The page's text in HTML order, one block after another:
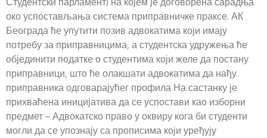
око успостављања система приправничке праксе. АК
Београда ће упутити позив адвокатима који имају
потребу за приправницима, а студентска удружења ће
објединити податке о студентима који желе да постану
приправници, што ће олакшати адвокатима да нађу
приправника одговарајућег профила На састанку је
прихваћена иницијатива да се успостави као изборни
предмет – Адвокатско право у оквиру кога би студенти
могли да се упознају са прописима који уређују